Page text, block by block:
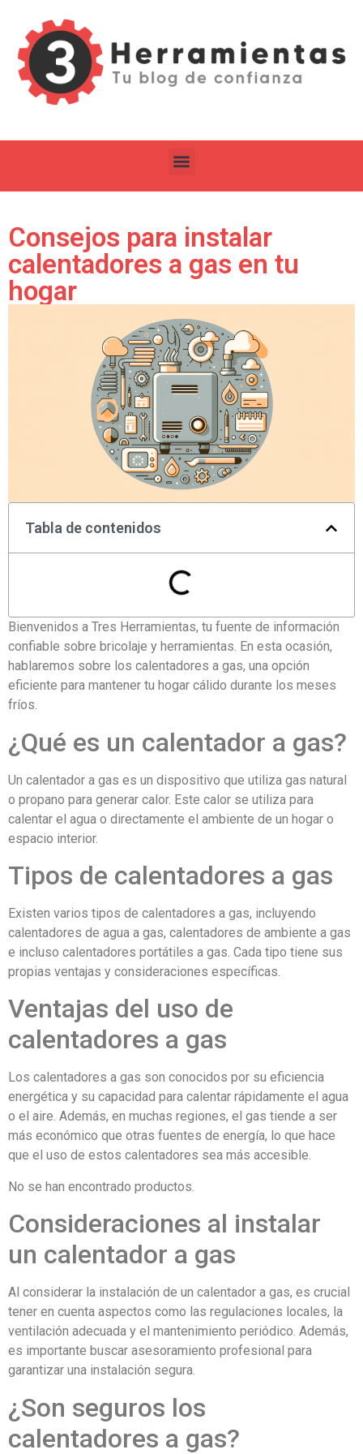
Consejos para instalar
calentadores a gas en tu
hogar
Tabla de contenidos
Bienvenidos a Tres Herramientas, tu fuente de información
confiable sobre bricolaje y herramientas. En esta ocasión,
hablaremos sobre los calentadores a gas, una opción
eficiente para mantener tu hogar cálido durante los meses
fríos.
¿Qué es un calentador a gas?
Un calentador a gas es un dispositivo que utiliza gas natural
o propano para generar calor. Este calor se utiliza para
calentar el agua o directamente el ambiente de un hogar o
espacio interior.
Tipos de calentadores a gas
Existen varios tipos de calentadores a gas, incluyendo
calentadores de agua a gas, calentadores de ambiente a gas
e incluso calentadores portátiles a gas. Cada tipo tiene sus
propias ventajas y consideraciones específicas.
Ventajas del uso de
calentadores a gas
Los calentadores a gas son conocidos por su eficiencia
energética y su capacidad para calentar rápidamente el agua
o el aire. Además, en muchas regiones, el gas tiende a ser
más económico que otras fuentes de energía, lo que hace
que el uso de estos calentadores sea más accesible.
No se han encontrado productos.
Consideraciones al instalar
un calentador a gas
Al considerar la instalación de un calentador a gas, es crucial
tener en cuenta aspectos como las regulaciones locales, la
ventilación adecuada y el mantenimiento periódico. Además,
es importante buscar asesoramiento profesional para
garantizar una instalación segura.
¿Son seguros los
calentadores a gas?